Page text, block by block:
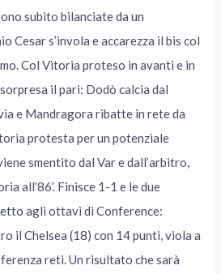
subito bilanciate da un
Cesar s’invola e accarezza il bis col
Col Vitoria proteso in avanti e in
il pari: Dodò calcia dal
e Mandragora ribatte in rete da
protesta per un potenziale
smentito dal Var e dall’arbitro,
all’86’. Finisce 1-1 e le due
agli ottavi di Conference:
il Chelsea (18) con 14 punti, viola a
reti. Un risultato che sarà